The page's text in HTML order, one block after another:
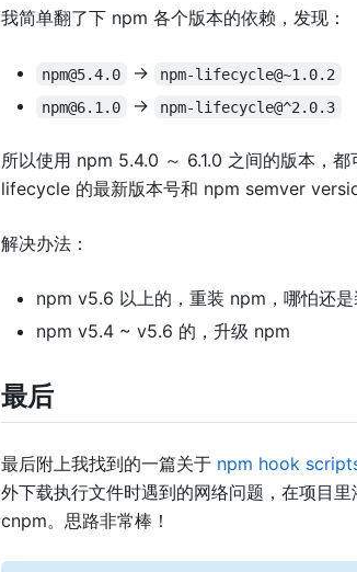
我简单翻了下 npm 各个版本的依赖，发现：
npm@5.4.0 ->
npm-lifecycle@~1.0.2
npm@6.1.0
-> npm-lifecycle@^2.0.3
所以使用 npm 5.4.0 ～ 6.1.0 之间的版本，
lifecycle 的最新版本号和 npm semver
解决办法：
npm v5.6 以上的，重装 npm，哪怕还
npm v5.4 ~ v5.6 的，升级 npm
最后
最后附上我找到的一篇关于 npm hook
外下载执行文件时遇到的网络问题，在项目
cnpm。思路非常棒！